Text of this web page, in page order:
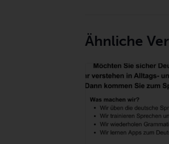
Ähnliche